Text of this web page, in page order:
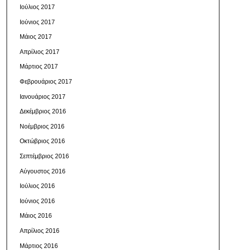
Ιούλιος 2017
Ιούνιος 2017
Μάιος 2017
Απρίλιος 2017
Μάρτιος 2017
Φεβρουάριος 2017
Ιανουάριος 2017
Δεκέμβριος 2016
Νοέμβριος 2016
Οκτώβριος 2016
Σεπτέμβριος 2016
Αύγουστος 2016
Ιούλιος 2016
Ιούνιος 2016
Μάιος 2016
Απρίλιος 2016
Μάρτιος 2016